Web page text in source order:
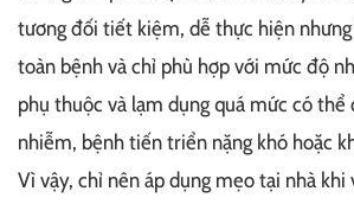
tương đối tiết kiệm, dễ thực hiện
toàn bệnh và chỉ phù hợp với mức độ
phụ thuộc và lạm dụng quá mức có thể
nhiễm, bệnh tiến triển nặng khó hoặc
Vì vậy, chỉ nên áp dụng mẹo tại nhà khi